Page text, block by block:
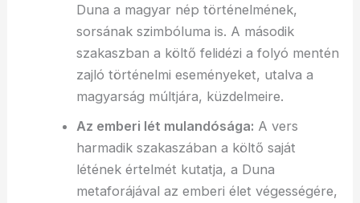
Duna a magyar nép történelmének,
sorsának szimbóluma is. A második
szakaszban a költő felidézi a folyó mentén
zajló történelmi eseményeket, utalva a
magyarság múltjára, küzdelmeire.
Az emberi lét mulandósága: A vers
harmadik szakaszában a költő saját
létének értelmét kutatja, a Duna
metaforájával az emberi élet végességére,